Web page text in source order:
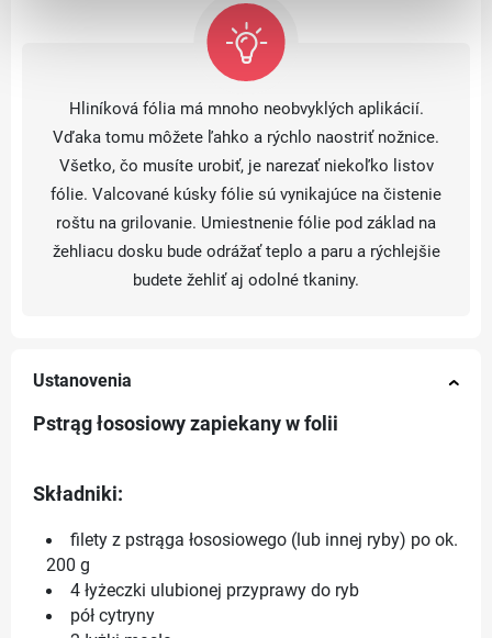
Hliníková fólia má mnoho neobvyklých aplikácií.
Vďaka tomu môžete ľahko a rýchlo naostriť nožnice.
Všetko, čo musíte urobiť, je narezať niekoľko listov
fólie. Valcované kúsky fólie sú vynikajúce na čistenie
roštu na grilovanie. Umiestnenie fólie pod základ na
žehliacu dosku bude odrážať teplo a paru a rýchlejšie
budete žehliť aj odolné tkaniny.
Ustanovenia
Pstrąg łososiowy zapiekany w folii
Składniki:
filety z pstrąga łososiowego (lub innej ryby) po ok.
200 g
4 łyżeczki ulubionej przyprawy do ryb
pół cytryny